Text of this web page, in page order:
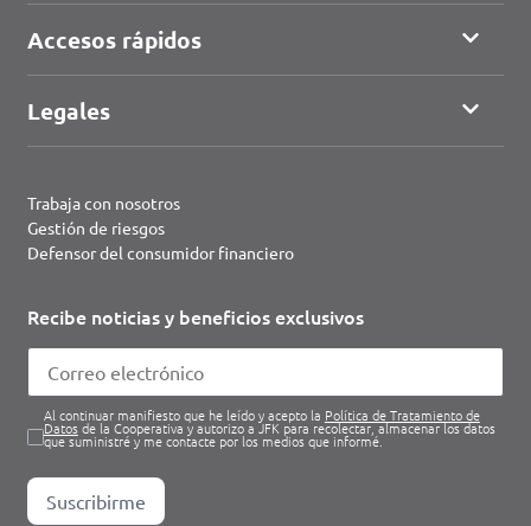
Accesos rápidos
Legales
Trabaja con nosotros
Gestión de riesgos
Defensor del consumidor financiero
Recibe noticias y beneficios exclusivos
Al continuar manifiesto que he leído y acepto la Política de Tratamiento de
Datosde la Cooperativa y autorizo a JFK para recolectar, almacenar los datos
que suministré y me contacte por los medios que informé.
Suscribirme